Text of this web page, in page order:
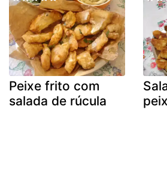
Peixe frito com
salada de rúcula